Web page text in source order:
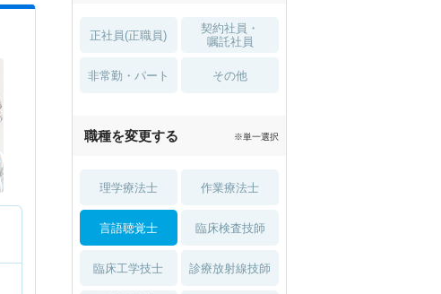
正社員(正職員)
契約社員・
嘱託社員
非常勤・パート その他
職種を変更する ※単一選択
理学療法士 作業療法士
言語聴覚士 臨床検査技師
臨床工学技士 診療放射線技師